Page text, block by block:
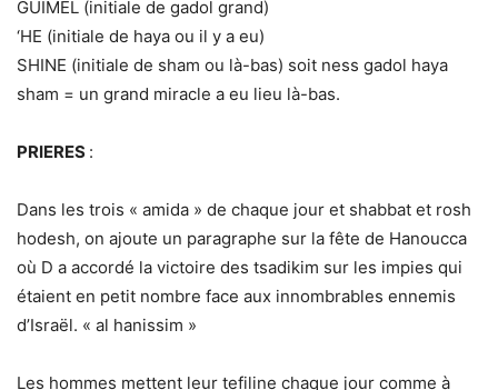
GUIMEL (initiale de gadol grand)
‘HE (initiale de haya ou il y a eu)
SHINE (initiale de sham ou là-bas) soit ness gadol haya
sham = un grand miracle a eu lieu là-bas.
PRIERES :
Dans les trois « amida » de chaque jour et shabbat et rosh
hodesh, on ajoute un paragraphe sur la fête de Hanoucca
où D a accordé la victoire des tsadikim sur les impies qui
étaient en petit nombre face aux innombrables ennemis
d’Israël. « al hanissim »
Les hommes mettent leur tefiline chaque jour comme à